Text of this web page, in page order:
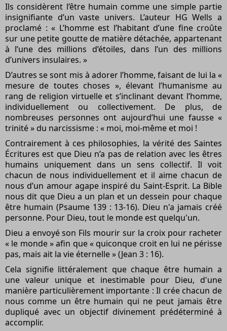
Ils considèrent l’être humain comme une simple partie
insignifiante d’un vaste univers. L’auteur HG Wells a
proclamé : « L’homme est l’habitant d’une fine croûte
sur une petite goutte de matière détachée, appartenant
à l’une des millions d’étoiles, dans l’un des millions
d’univers insulaires. »
D’autres se sont mis à adorer l’homme, faisant de lui la «
mesure de toutes choses », élevant l’humanisme au
rang de religion virtuelle et s’inclinant devant l’homme,
individuellement ou collectivement. De plus, de
nombreuses personnes ont aujourd’hui une fausse «
trinité » du narcissisme : « moi, moi-même et moi !
Contrairement à ces philosophies, la vérité des Saintes
Écritures est que Dieu n’a pas de relation avec les êtres
humains uniquement dans un sens collectif. Il voit
chacun de nous individuellement et il aime chacun de
nous d’un amour agape inspiré du Saint-Esprit. La Bible
nous dit que Dieu a un plan et un dessein pour chaque
être humain (Psaume 139 : 13-16). Dieu n'a jamais créé
personne. Pour Dieu, tout le monde est quelqu'un.
Dieu a envoyé son Fils mourir sur la croix pour racheter
« le monde » afin que « quiconque croit en lui ne périsse
pas, mais ait la vie éternelle » (Jean 3 : 16).
Cela signifie littéralement que chaque être humain a
une valeur unique et inestimable pour Dieu, d'une
manière particulièrement importante : Il crée chacun de
nous comme un être humain qui ne peut jamais être
dupliqué avec un objectif divinement prédéterminé à
accomplir.